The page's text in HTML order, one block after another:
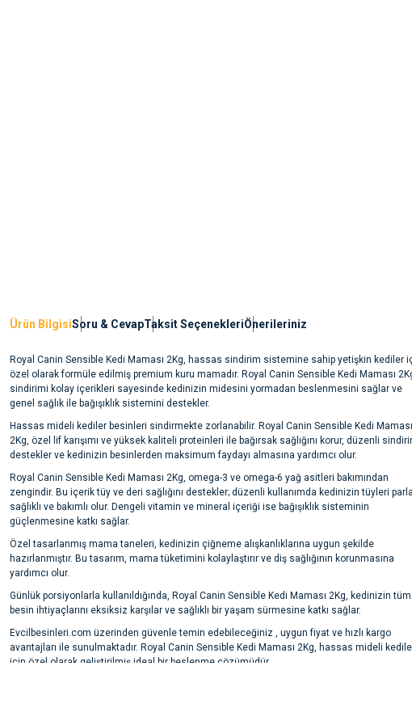
Ürün BilgisiSoru & CevapTaksit SeçenekleriÖnerileriniz
Royal Canin Sensible Kedi Maması 2Kg, hassas sindirim sistemine sahip yetişkin kediler
özel olarak formüle edilmiş premium kuru mamadır. Royal Canin Sensible Kedi Maması
sindirimi kolay içerikleri sayesinde kedinizin midesini yormadan beslenmesini sağlar ve
genel sağlık ile bağışıklık sistemini destekler.
Hassas mideli kediler besinleri sindirmekte zorlanabilir. Royal Canin Sensible Kedi Maması
2Kg, özel lif karışımı ve yüksek kaliteli proteinleri ile bağırsak sağlığını korur, düzenli
destekler ve kedinizin besinlerden maksimum faydayı almasına yardımcı olur.
Royal Canin Sensible Kedi Maması 2Kg, omega-3 ve omega-6 yağ asitleri bakımından
zengindir. Bu içerik tüy ve deri sağlığını destekler; düzenli kullanımda kedinizin tüyleri
sağlıklı ve bakımlı olur. Dengeli vitamin ve mineral içeriği ise bağışıklık sisteminin
güçlenmesine katkı sağlar.
Özel tasarlanmış mama taneleri, kedinizin çiğneme alışkanlıklarına uygun şekilde
hazırlanmıştır. Bu tasarım, mama tüketimini kolaylaştırır ve diş sağlığının korunmasına
yardımcı olur.
Günlük porsiyonlarla kullanıldığında, Royal Canin Sensible Kedi Maması 2Kg, kedinizin tüm
besin ihtiyaçlarını eksiksiz karşılar ve sağlıklı bir yaşam sürmesine katkı sağlar.
Evcilbesinleri.com üzerinden güvenle temin edebileceğiniz , uygun fiyat ve hızlı kargo
avantajları ile sunulmaktadır. Royal Canin Sensible Kedi Maması 2Kg, hassas mideli
için özel olarak geliştirilmiş ideal bir beslenme çözümüdür.